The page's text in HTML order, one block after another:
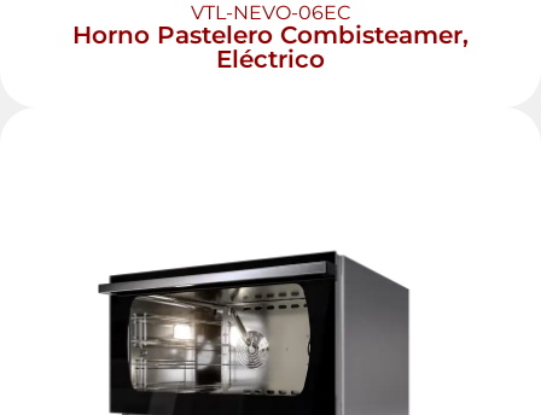
VTL-NEVO-06EC
Horno Pastelero Combisteamer,
Eléctrico